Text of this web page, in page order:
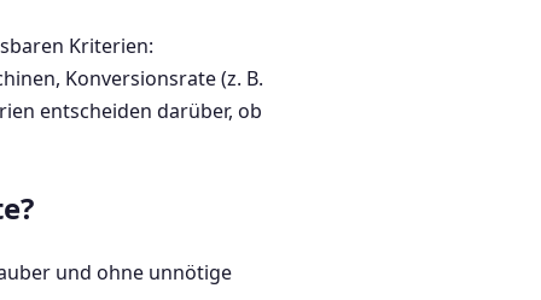
Kriterien:
Konversionsrate (z. B.
entscheiden darüber, ob
und ohne unnötige